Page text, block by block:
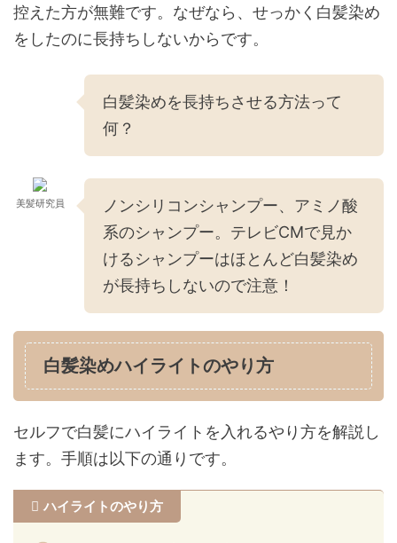
控えた方が無難です。なぜなら、せっかく白髪染め
をしたのに長持ちしないからです。
白髪染めを長持ちさせる方法って
何？
美髪研究員
ノンシリコンシャンプー、アミノ酸
系のシャンプー。テレビCMで見か
けるシャンプーはほとんど白髪染め
が長持ちしないので注意！
白髪染めハイライトのやり方
セルフで白髪にハイライトを入れるやり方を解説し
ます。手順は以下の通りです。
ハイライトのやり方